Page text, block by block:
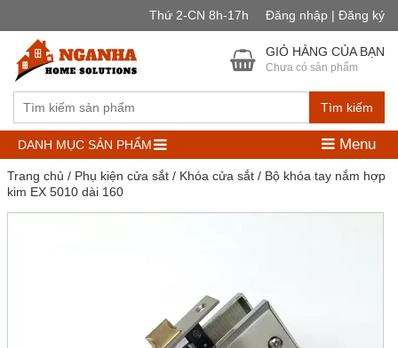
Thứ 2-CN 8h-17h Đăng nhập | Đăng ký
Tìm kiếm
GIỎ HÀNG CỦA BẠN
Chưa có sản phẩm
DANH MỤC SẢN PHẨM Menu
Trang chủ / Phụ kiện cửa sắt/ Khóa cửa sắt/ Bộ khóa tay nắm hợp
kim EX 5010 dài 160